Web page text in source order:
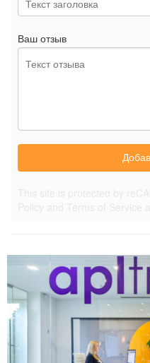
Ваш отзыв